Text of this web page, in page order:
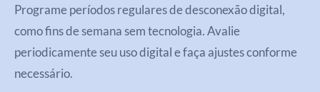
Programe períodos regulares de desconexão digital,
como fins de semana sem tecnologia. Avalie
periodicamente seu uso digital e faça ajustes conforme
necessário.